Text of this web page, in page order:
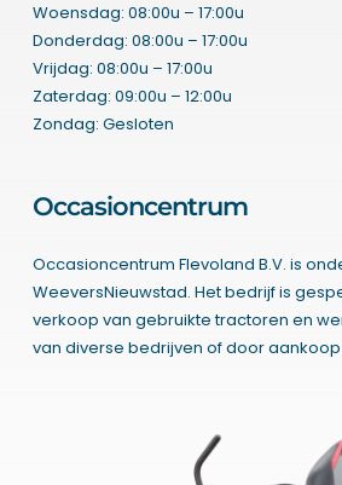
Woensdag: 08:00u – 17:00u
Donderdag: 08:00u – 17:00u
Vrijdag: 08:00u – 17:00u
Zaterdag: 09:00u – 12:00u
Zondag: Gesloten
Occasioncentrum
Occasioncentrum Flevoland B.V. is
WeeversNieuwstad. Het bedrijf is
verkoop van gebruikte tractoren en
van diverse bedrijven of door